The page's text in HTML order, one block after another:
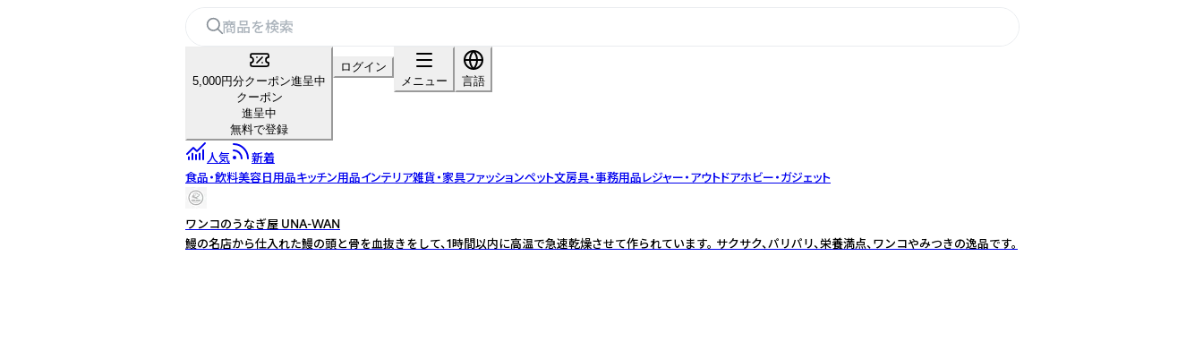
5,000円分クーポン進呈中
クーポン
進呈中
無料で登録
ログイン
メニュー
言語
人気
新着
食品・飲料美容日用品キッチン用品インテリア雑貨・家具ファッションペット文房具・事務用品レジャー・アウトドアホビー・ガジェット
ワンコのうなぎ屋 UNA-WAN
鰻の名店から仕入れた鰻の頭と骨を血抜きをして、1時間以内に高温で急速乾燥させて作られています。 サクサク、パリパリ、栄養満点、ワンコやみつきの逸品です。